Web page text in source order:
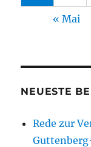
« Mai
NEUESTE
Rede zur